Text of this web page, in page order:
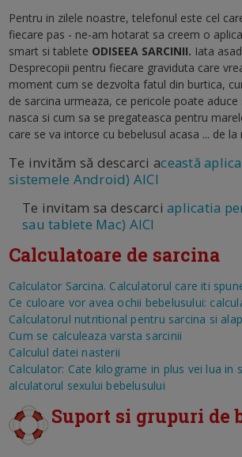
Pentru in zilele noastre, telefonul este cel
fiecare pas - ne-am hotarat sa creem o
smart si tablete ODISEEA SARCINII. Iata
Desprecopii pentru fiecare graviduta care
moment cum se dezvolta fatul din burtica,
de sarcina urmeaza, ce pericole poate aduce
nasca si cum sa se pregateasca pentru
care se va intorce cu bebelusul acasa ... de
Te invităm să descarci această
sistemele Android) AICI
Te invitam sa descarci aplicatia
sau tablete Mac) AICI
Calculatoare de sarcina
Calculator Sarcina. Calculatorul care iti
Ce culoare vor avea ochii bebelusului:
Calculatorul nutritional pentru sarcina si
Cum se calculeaza varsta sarcinii
Calculul datei nasterii
Calculator: Cate kilograme in plus vei lua in
alculatorul sexului bebelusului
Suport si grupuri de